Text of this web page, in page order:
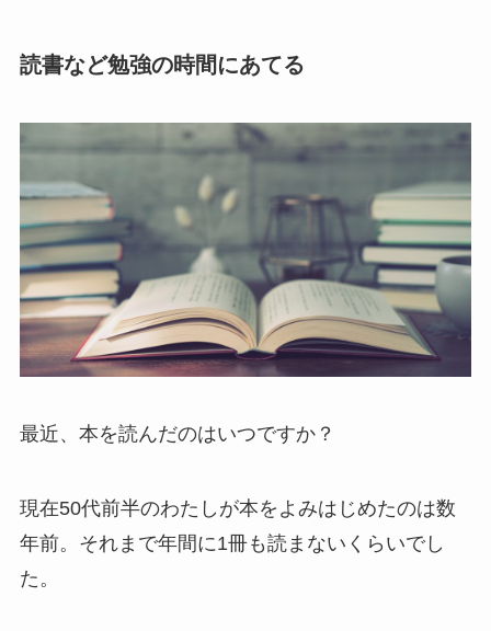
読書など勉強の時間にあてる
最近、本を読んだのはいつですか？
現在50代前半のわたしが本をよみはじめたのは数
年前。それまで年間に1冊も読まないくらいでし
た。